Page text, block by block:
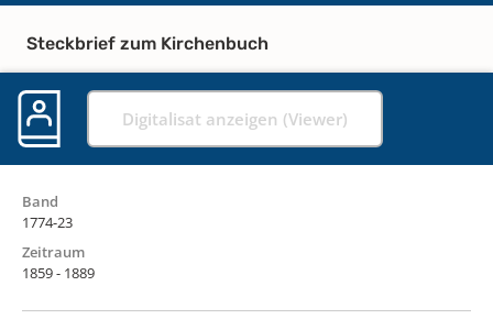
Steckbrief zum Kirchenbuch
Digitalisat anzeigen (Viewer)
Band
1774-23
Zeitraum
1859 - 1889